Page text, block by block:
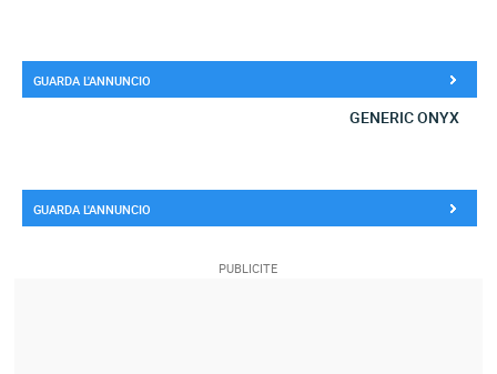
GUARDA L'ANNUNCIO
GENERIC ONYX
GUARDA L'ANNUNCIO